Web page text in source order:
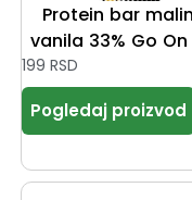
Protein bar
vanila 33% Go
199 RSD